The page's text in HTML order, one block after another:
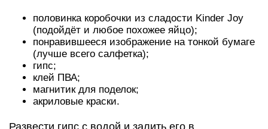
половинка коробочки из сладости Kinder Joy
(подойдёт и любое похожее яйцо);
понравившееся изображение на тонкой бумаге
(лучше всего салфетка);
гипс;
клей ПВА;
магнитик для поделок;
акриловые краски.
Развести гипс с водой и залить его в